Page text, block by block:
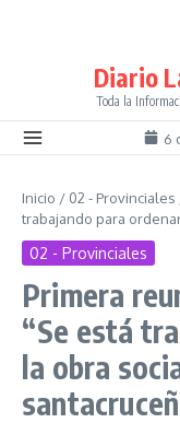
Diario
Toda la
6
Inicio / 02 - Provinciales
trabajando para
02 - Provinciales
Primera
“Se está
la obra